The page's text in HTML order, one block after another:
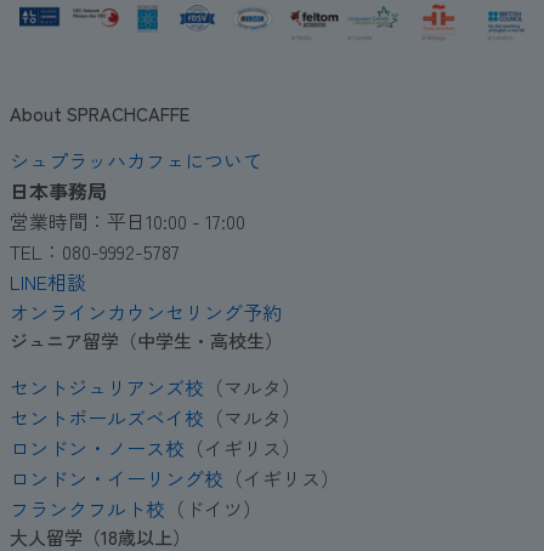
About SPRACHCAFFE
シュプラッハカフェについて
日本事務局
営業時間：平日10:00 - 17:00
TEL：080-9992-5787
LINE相談
オンラインカウンセリング予約
ジュニア留学（中学生・高校生）
セントジュリアンズ校 （マルタ）
セントポールズベイ校 （マルタ）
ロンドン・ノース校 （イギリス）
ロンドン・イーリング校 （イギリス）
フランクフルト校 （ドイツ）
大人留学（18歳以上）